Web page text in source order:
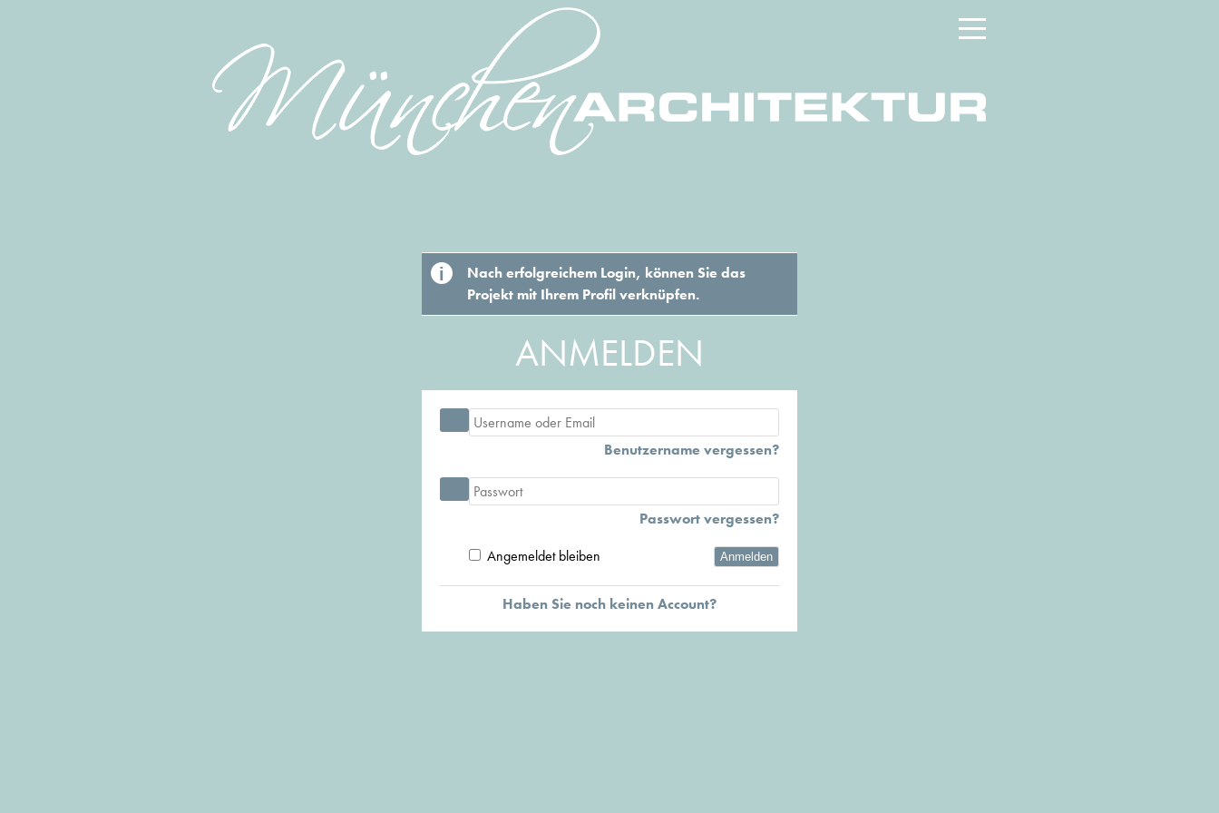
Nach erfolgreichem Login, können Sie das
Projekt mit Ihrem Profil verknüpfen.
ANMELDEN
Benutzername vergessen?
Passwort vergessen?
Angemeldet bleiben
Anmelden
Haben Sie noch keinen Account?